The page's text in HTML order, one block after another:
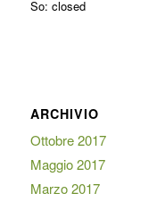
So: closed
ARCHIVIO
Ottobre 2017
Maggio 2017
Marzo 2017